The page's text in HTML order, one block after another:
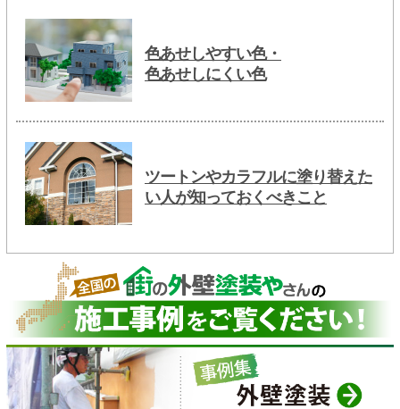
色あせしやすい色・
色あせしにくい色
ツートンやカラフルに塗り替えた
い人が知っておくべきこと